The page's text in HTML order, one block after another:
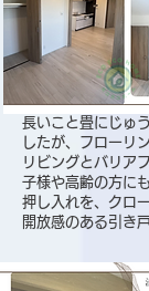
長いこと畳にじゅ
したが、フローリ
リビングとバリア
子様や高齢の方に
押し入れを、クロ
開放感のある引き